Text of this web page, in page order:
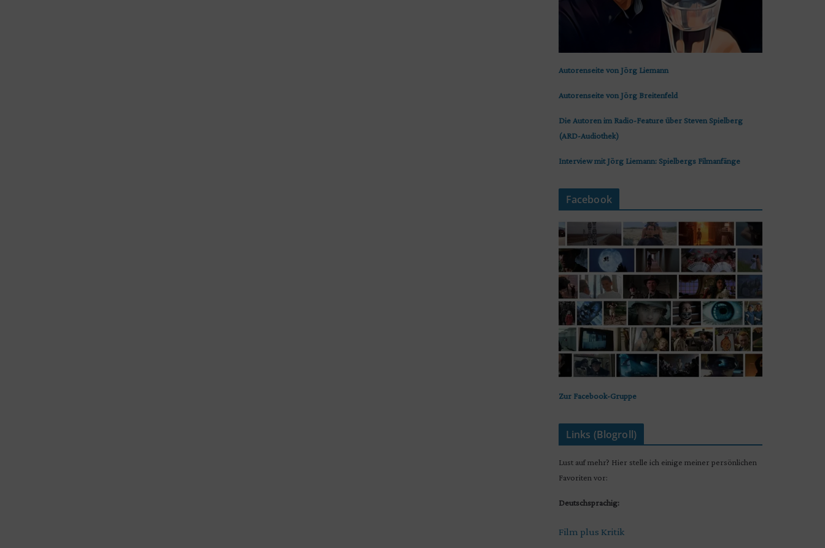
Autorenseite von Jörg Liemann
Autorenseite von Jörg Breitenfeld
Die Autoren im Radio-Feature über Steven Spielberg
(ARD-Audiothek)
Interview mit Jörg Liemann: Spielbergs Filmanfänge
Facebook
Zur Facebook-Gruppe
Links (Blogroll)
Lust auf mehr? Hier stelle ich einige meiner persönlichen
Favoriten vor:
Deutschsprachig:
Film plus Kritik